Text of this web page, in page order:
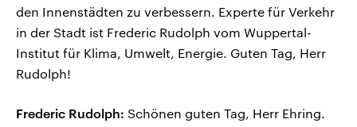
den Innenstädten zu verbessern. Experte für Verkehr
in der Stadt ist Frederic Rudolph vom Wuppertal-
Institut für Klima, Umwelt, Energie. Guten Tag, Herr
Rudolph!
Frederic Rudolph: Schönen guten Tag, Herr Ehring.